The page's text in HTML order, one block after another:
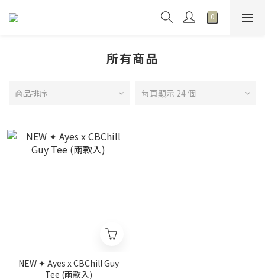
所有商品
商品排序 每頁顯示 24 個
NEW ✦ Ayes x CBChill Guy
Tee (兩款入)